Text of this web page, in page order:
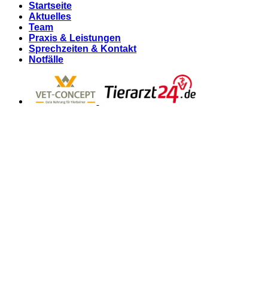
Startseite
Aktuelles
Team
Praxis & Leistungen
Sprechzeiten & Kontakt
Notfälle